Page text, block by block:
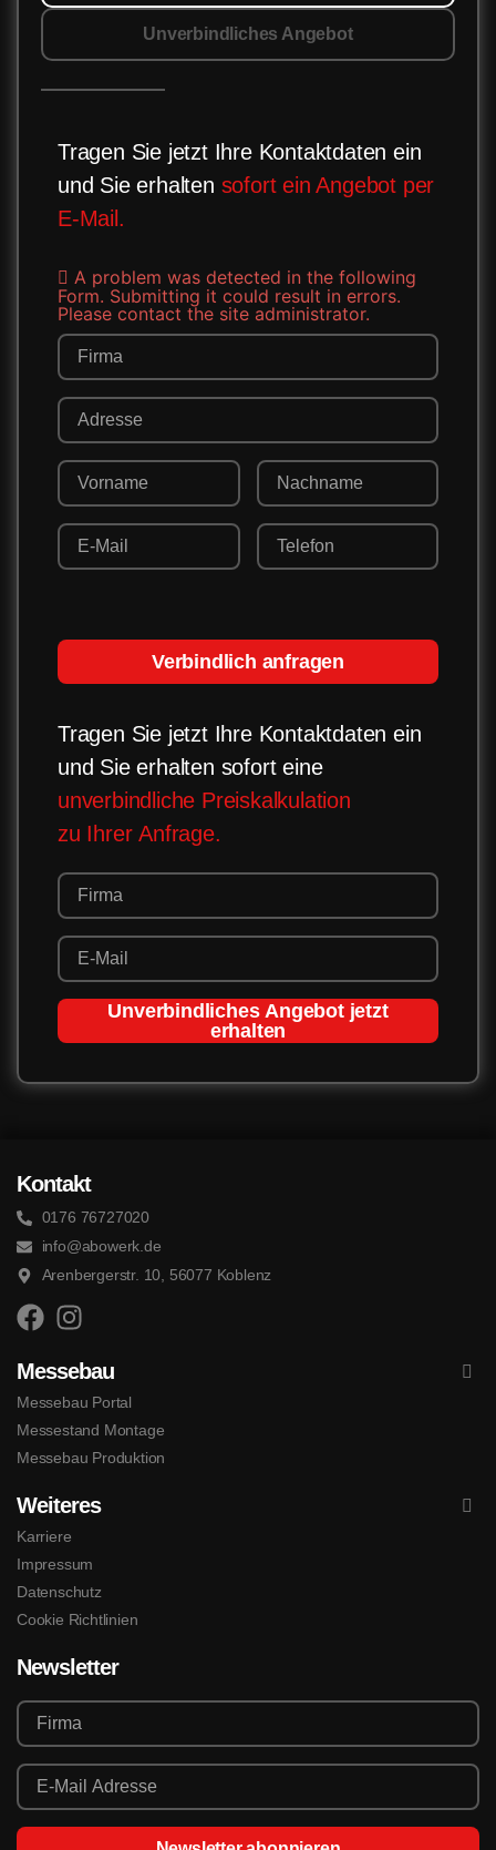
Unverbindliches Angebot
Tragen Sie jetzt Ihre Kontaktdaten ein
und Sie erhalten sofort ein Angebot per
E-Mail.
A problem was detected in the following
Form. Submitting it could result in errors.
Please contact the site administrator.
Verbindlich anfragen
Tragen Sie jetzt Ihre Kontaktdaten ein
und Sie erhalten sofort eine
unverbindliche Preiskalkulation
zu Ihrer Anfrage.
Unverbindliches Angebot jetzt
erhalten
Kontakt
0176 76727020
info@abowerk.de
Arenbergerstr. 10, 56077 Koblenz
Messebau
Messebau Portal
Messestand Montage
Messebau Produktion
Weiteres
Karriere
Impressum
Datenschutz
Cookie Richtlinien
Newsletter